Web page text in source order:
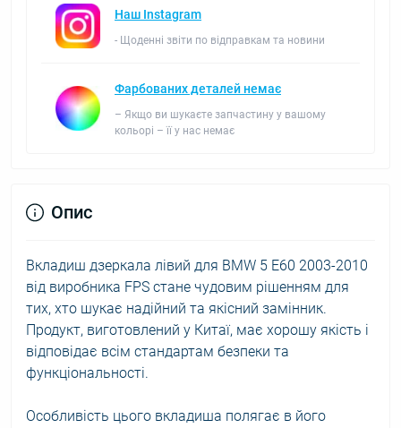
Наш Instagram
- Щоденні звіти по відправкам та новини
Фарбованих деталей немає
– Якщо ви шукаєте запчастину у вашому
кольорі – її у нас немає
Опис
Вкладиш дзеркала лівий для BMW 5 E60 2003-2010
від виробника FPS стане чудовим рішенням для
тих, хто шукає надійний та якісний замінник.
Продукт, виготовлений у Китаї, має хорошу якість і
відповідає всім стандартам безпеки та
функціональності.
Особливість цього вкладиша полягає в його